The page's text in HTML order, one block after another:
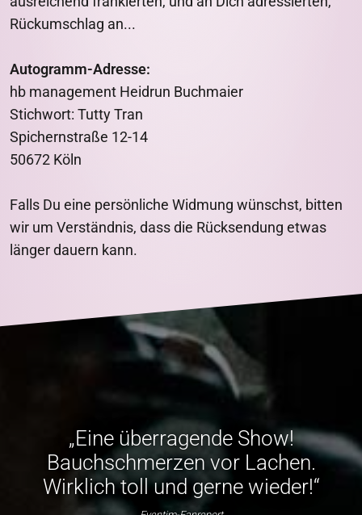
Rückumschlag an...
Autogramm-Adresse:
hb management Heidrun Buchmaier
Stichwort: Tutty Tran
Spichernstraße 12-14
50672 Köln
Falls Du eine persönliche Widmung wünschst, bitten
wir um Verständnis, dass die Rücksendung etwas
länger dauern kann.
„Eine überragende Show!
Bauchschmerzen vor Lachen.
Wirklich toll und gerne wieder!“